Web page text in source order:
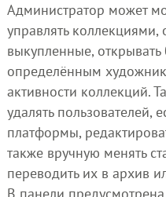
Администратор может
управлять коллекциями,
выкупленные, открывать
определённым
активности коллекций.
удалять пользователей,
платформы,
также вручную менять
переводить их в архив